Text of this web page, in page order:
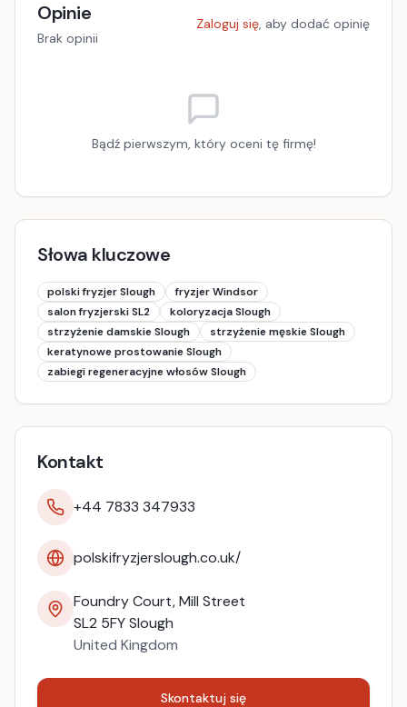
Opinie
Brak opinii
Zaloguj się, aby dodać opinię
Bądź pierwszym, który oceni tę firmę!
Słowa kluczowe
polski fryzjer Slough
fryzjer Windsor
salon fryzjerski SL2
koloryzacja Slough
strzyżenie damskie Slough
strzyżenie męskie Slough
keratynowe prostowanie Slough
zabiegi regeneracyjne włosów Slough
Kontakt
+44 7833 347933
polskifryzjerslough.co.uk/
Foundry Court, Mill Street
SL2 5FYSlough
United Kingdom
Skontaktuj się